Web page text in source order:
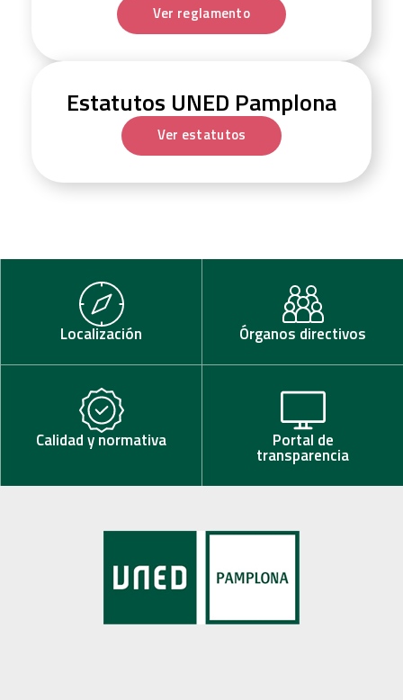
Ver reglamento
Estatutos UNED Pamplona
Ver estatutos
Localización Órganos directivos
Calidad y normativa Portal de
transparencia